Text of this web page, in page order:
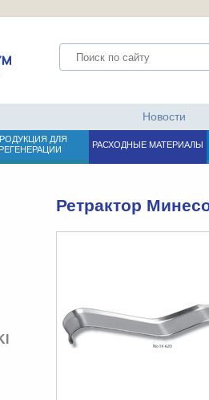
Новости
ДЛЯ
РЕГЕНЕРАЦИИ
РАСХОДНЫЕ МАТЕРИАЛЫ
Ретрактор